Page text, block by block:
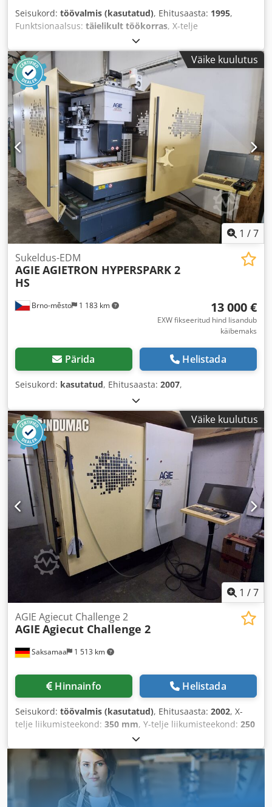
Seisukord: töövalmis (kasutatud), Ehitusaasta: 1995,
Funktsionaalsus: täielikult töökorras, X-telje
, Y-telje liikumisteekond:
Z-telje liikumisteekond:350 mm, töödetaili kaal (max):400
kg, kontrolleri mudel:AGIEMATIC T, Väike kuulutus
1 /7
Brno-město 1 183 km
Sukeldus-EDM
AGIE AGIETRON HYPERSPARK 2
HS
13 000 €
EXW fikseeritud hind lisandub
käibemaks
Pärida Helistada
Seisukord: kasutatud, Ehitusaasta: 2007,
Väike kuulutus
1 /7
Saksamaa 1 513 km
AGIE Agiecut Challenge 2
AGIE Agiecut Challenge 2
Hinnainfo Helistada
Seisukord: töövalmis (kasutatud), Ehitusaasta: 2002, X-
telje liikumisteekond: 350 mm, Y-telje liikumisteekond: 250
, Z-telje liikumisteekond:256 mm
(max.):0,33 mm, kogumass:3 600 kg, telgede arv:5, traadi
läbimõõt (min.):0,1 mm
, See 5-teljeline AGIE Agiecut
Challenge 2 traat-EDM-masin on valmistatud 2002. aastal.
Selle kaal on 3600 kg ja võimsus 9 kVA. Masinaga kaasas on
lisaseadmed, nagu ICS Cool Energy i-Chiller